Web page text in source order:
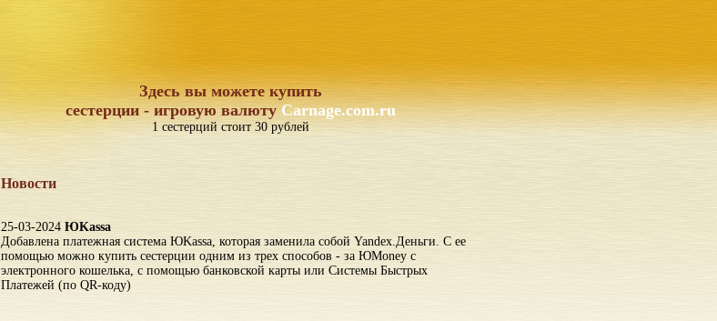
Здесь вы можете купить
сестерции - игровую валютуCarnage.com.ru
1 сестерций стоит 30 рублей
Новости
25-03-2024 ЮKassa
Добавлена платежная система ЮKassa, которая заменила собой Yandex.Деньги. С ее
помощью можно купить сестерции одним из трех способов - за ЮMoney с
электронного кошелька, с помощью банковской карты или Системы Быстрых
Платежей (по QR-коду)